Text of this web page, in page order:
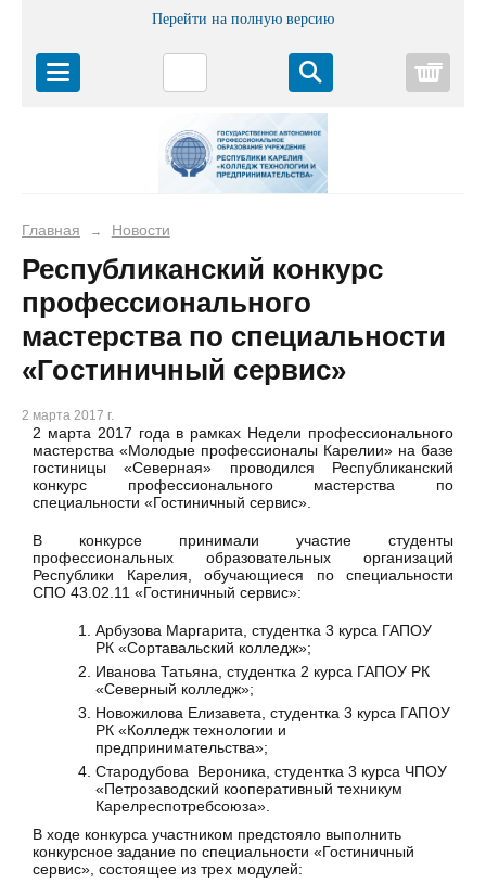
Перейти на полную версию
Главная → Новости
Республиканский конкурс
профессионального
мастерства по специальности
«Гостиничный сервис»
2 марта 2017 г.
2 марта 2017 года в рамках Недели профессионального
мастерства «Молодые профессионалы Карелии» на базе
гостиницы «Северная» проводился Республиканский
конкурс профессионального мастерства по
специальности «Гостиничный сервис».
В конкурсе принимали участие студенты
профессиональных образовательных организаций
Республики Карелия, обучающиеся по специальности
СПО 43.02.11 «Гостиничный сервис»:
Арбузова Маргарита, студентка 3 курса ГАПОУ
РК «Сортавальский колледж»;
Иванова Татьяна, студентка 2 курса ГАПОУ РК
«Северный колледж»;
Новожилова Елизавета, студентка 3 курса ГАПОУ
РК «Колледж технологии и
предпринимательства»;
Стародубова Вероника, студентка 3 курса ЧПОУ
«Петрозаводский кооперативный техникум
Карелреспотребсоюза».
В ходе конкурса участником предстояло выполнить
конкурсное задание по специальности «Гостиничный
сервис», состоящее из трех модулей: